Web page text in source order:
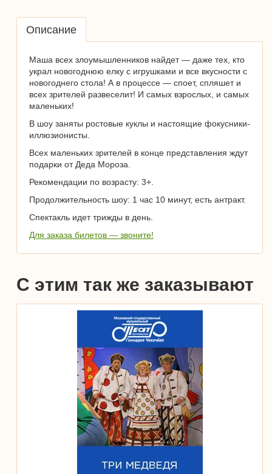
Описание
Маша всех злоумышленников найдет — даже тех, кто
украл новогоднюю елку с игрушками и все вкусности с
новогоднего стола! А в процессе — споет, спляшет и
всех зрителей развеселит! И самых взрослых, и самых
маленьких!
В шоу заняты ростовые куклы и настоящие фокусники-
иллюзионисты.
Всех маленьких зрителей в конце представления ждут
подарки от Деда Мороза.
Рекомендации по возрасту: 3+.
Продолжительность шоу: 1 час 10 минут, есть антракт.
Спектакль идет трижды в день.
Для заказа билетов — звоните!
С этим так же заказывают